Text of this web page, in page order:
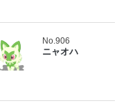
No.906
ニャオハ